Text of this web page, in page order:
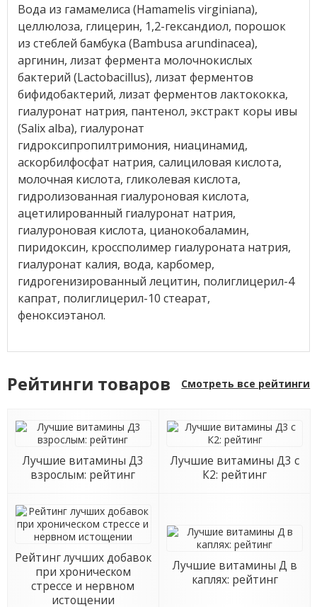
Вода из гамамелиса (Hamamelis virginiana),
целлюлоза, глицерин, 1,2-гександиол, порошок
из стеблей бамбука (Bambusa arundinacea),
аргинин, лизат фермента молочнокислых
бактерий (Lactobacillus), лизат ферментов
бифидобактерий, лизат ферментов лактококка,
гиалуронат натрия, пантенол, экстракт коры ивы
(Salix alba), гиалуронат
гидроксипропилтримония, ниацинамид,
аскорбилфосфат натрия, салициловая кислота,
молочная кислота, гликолевая кислота,
гидролизованная гиалуроновая кислота,
ацетилированный гиалуронат натрия,
гиалуроновая кислота, цианокобаламин,
пиридоксин, кроссполимер гиалуроната натрия,
гиалуронат калия, вода, карбомер,
гидрогенизированный лецитин, полиглицерил-4
капрат, полиглицерил-10 стеарат,
феноксиэтанол.
Рейтинги товаров Смотреть все рейтинги
Лучшие витамины Д3
взрослым: рейтинг
Лучшие витамины Д3 с
К2: рейтинг
Рейтинг лучших добавок
при хроническом
стрессе и нервном
истощении
Лучшие витамины Д в
каплях: рейтинг